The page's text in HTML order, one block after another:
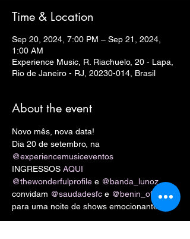
Time & Location
Sep 20, 2024, 7:00 PM – Sep 21, 2024,
1:00 AM
Experience Music, R. Riachuelo, 20 - Lapa,
Rio de Janeiro - RJ, 20230-014, Brasil
About the event
Novo mês, nova data!
Dia 20 de setembro, na
@experiencemusiceventos
INGRESSOS AQUI
@thewonderfulprofile e @banda_lunoz
convidam @saudadesfc e @benin_oficial
para uma noite de shows emocionantes.